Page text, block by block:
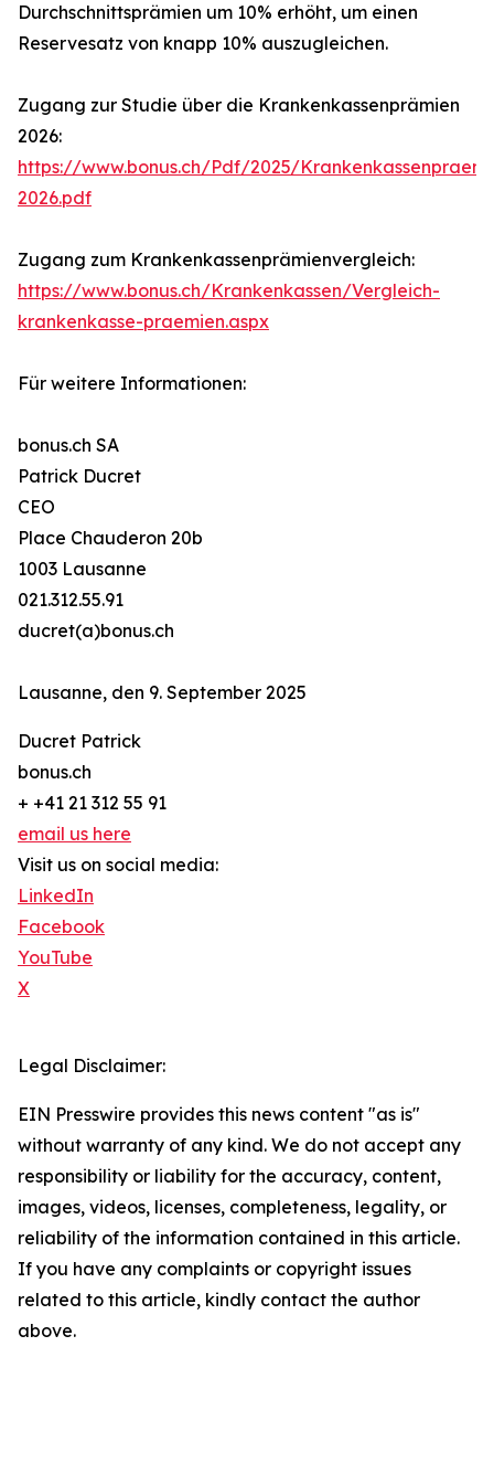
Durchschnittsprämien um 10% erhöht, um einen
Reservesatz von knapp 10% auszugleichen.
Zugang zur Studie über die Krankenkassenprämien
2026:
https://www.bonus.ch/Pdf/2025/
2026.pdf
Zugang zum Krankenkassenprämienvergleich:
https://www.bonus.ch/Krankenkassen/Vergleich-
krankenkasse-praemien.aspx
Für weitere Informationen:
bonus.ch SA
Patrick Ducret
CEO
Place Chauderon 20b
1003 Lausanne
021.312.55.91
ducret(a)bonus.ch
Lausanne, den 9. September 2025
Ducret Patrick
bonus.ch
+ +41 21 312 55 91
email us here
Visit us on social media:
LinkedIn
Facebook
YouTube
X
Legal Disclaimer:
EIN Presswire provides this news content "as is"
without warranty of any kind. We do not accept any
responsibility or liability for the accuracy, content,
images, videos, licenses, completeness, legality, or
reliability of the information contained in this article.
If you have any complaints or copyright issues
related to this article, kindly contact the author
above.